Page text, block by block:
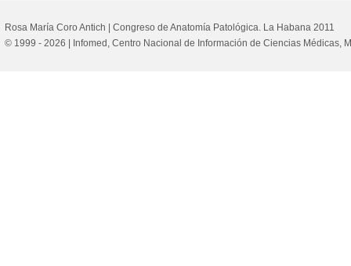
Rosa María Coro Antich | Congreso de Anatomía Patológica. La Habana 2011
© 1999 - 2026 | Infomed, Centro Nacional de Información de Ciencias Médicas,